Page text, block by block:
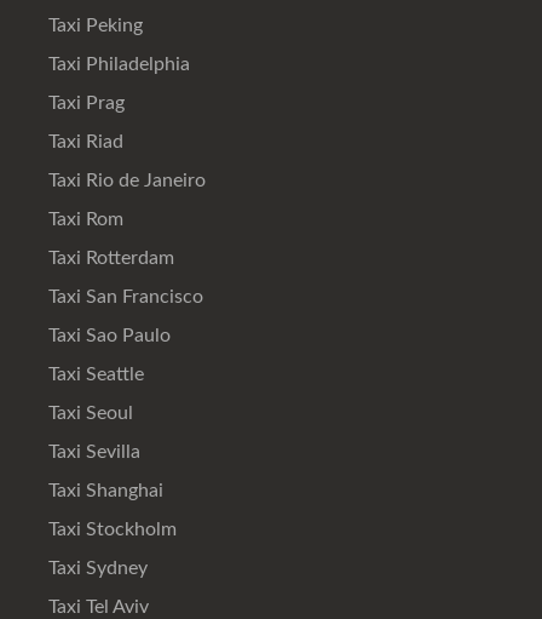
Taxi Peking
Taxi Philadelphia
Taxi Prag
Taxi Riad
Taxi Rio de Janeiro
Taxi Rom
Taxi Rotterdam
Taxi San Francisco
Taxi Sao Paulo
Taxi Seattle
Taxi Seoul
Taxi Sevilla
Taxi Shanghai
Taxi Stockholm
Taxi Sydney
Taxi Tel Aviv